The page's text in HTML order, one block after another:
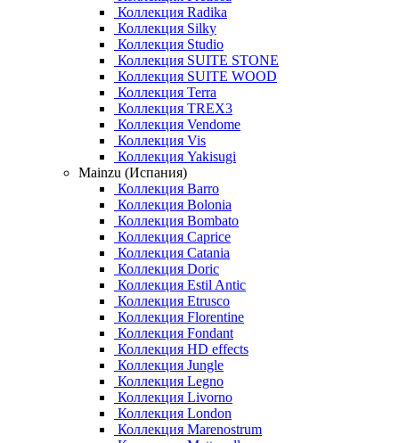
Коллекция Radika
Коллекция Silky
Коллекция Studio
Коллекция SUITE STONE
Коллекция SUITE WOOD
Коллекция Terra
Коллекция TREX3
Коллекция Vendome
Коллекция Vis
Коллекция Yakisugi
Mainzu (Испания)
Коллекция Barro
Коллекция Bolonia
Коллекция Bombato
Коллекция Caprice
Коллекция Catania
Коллекция Doric
Коллекция Estil Antic
Коллекция Etrusco
Коллекция Florentine
Коллекция Fondant
Коллекция HD effects
Коллекция Jungle
Коллекция Legno
Коллекция Livorno
Коллекция London
Коллекция Marenostrum